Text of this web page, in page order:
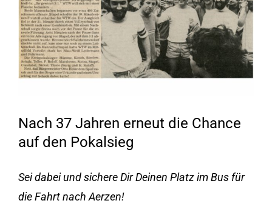
Nach 37 Jahren erneut die Chance
auf den Pokalsieg
Sei dabei und sichere Dir Deinen Platz im Bus für
die Fahrt nach Aerzen!